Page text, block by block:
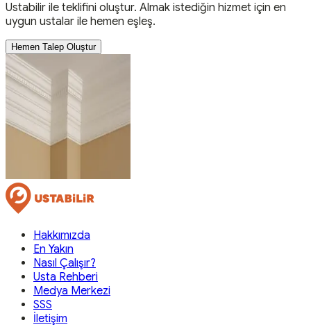
Ustabilir ile teklifini oluştur. Almak istediğin hizmet için en
uygun ustalar ile hemen eşleş.
Hemen Talep Oluştur
Hakkımızda
En Yakın
Nasıl Çalışır?
Usta Rehberi
Medya Merkezi
SSS
İletişim